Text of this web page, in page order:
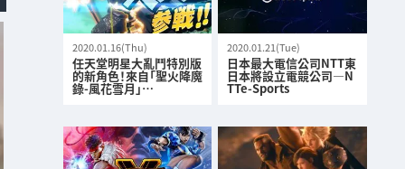
2020.01.16(Thu)
任天堂明星大亂鬥特別版
的新角色！來自「聖火降魔
錄-風花雪月」…
2020.01.21(Tue)
日本最大電信公司NTT東
日本將設立電競公司—N
TTe-Sports